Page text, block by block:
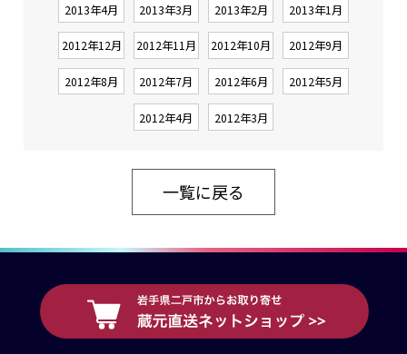
2013年4月 2013年3月 2013年2月 2013年1月
2012年12月 2012年11月 2012年10月 2012年9月
2012年8月 2012年7月 2012年6月 2012年5月
2012年4月 2012年3月
一覧に戻る